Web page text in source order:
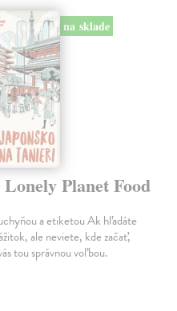
na sklade
Planet Food
a etiketou Ak hľadáte
ale neviete, kde začať,
tou správnou voľbou.